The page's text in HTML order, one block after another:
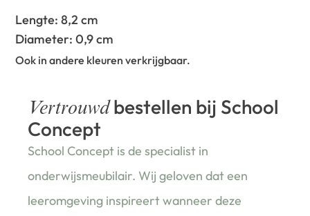
Lengte: 8,2 cm
Diameter: 0,9 cm
Ook in andere kleuren verkrijgbaar.
Vertrouwdbestellen bij School
Concept
School Concept is de specialist in
onderwijsmeubilair. Wij geloven dat een
leeromgeving inspireert wanneer deze